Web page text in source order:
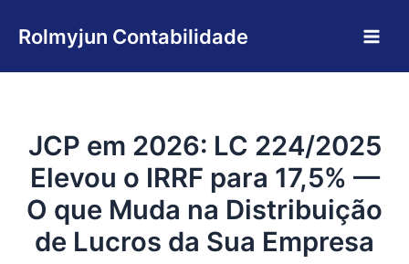
para
conteúdo
Rolmyjun Contabilidade
JCP em 2026: LC 224/2025
Elevou o IRRF para 17,5% —
O que Muda na Distribuição
de Lucros da Sua Empresa